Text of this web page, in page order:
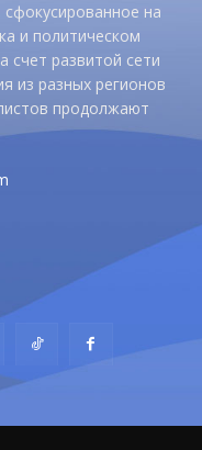
на
и политическом
счет развитой сети
из разных регионов
продолжают